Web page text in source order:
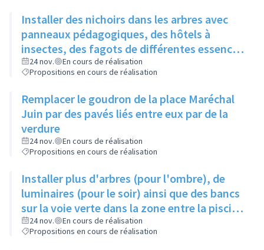
Installer des nichoirs dans les arbres avec
panneaux pédagogiques, des hôtels à
insectes, des fagots de différentes essences
pour stimuler la biodiversité sur la place du
Château à la Roue
24 nov.
En cours de réalisation
Propositions en cours de réalisation
Remplacer le goudron de la place Maréchal
Juin par des pavés liés entre eux par de la
verdure
24 nov.
En cours de réalisation
Propositions en cours de réalisation
Installer plus d'arbres (pour l'ombre), de
luminaires (pour le soir) ainsi que des bancs
sur la voie verte dans la zone entre la piscine
et la rue de l'Industrie
24 nov.
En cours de réalisation
Propositions en cours de réalisation